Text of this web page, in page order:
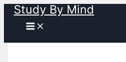
Skip
content
Study By Mind